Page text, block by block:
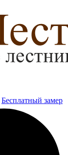
Бесплатный замер